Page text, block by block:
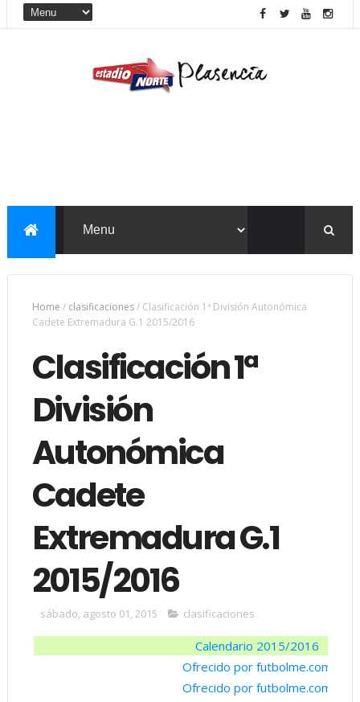
Home / clasificaciones/ Clasificación 1ª División Autonómica
Cadete Extremadura G.1 2015/2016
Clasificación 1ª
División
Autonómica
Cadete
Extremadura G.1
2015/2016
sábado, agosto 01, 2015 clasificaciones
Calendario 2015/2016
Ofrecido por futbolme.com
Ofrecido por futbolme.com